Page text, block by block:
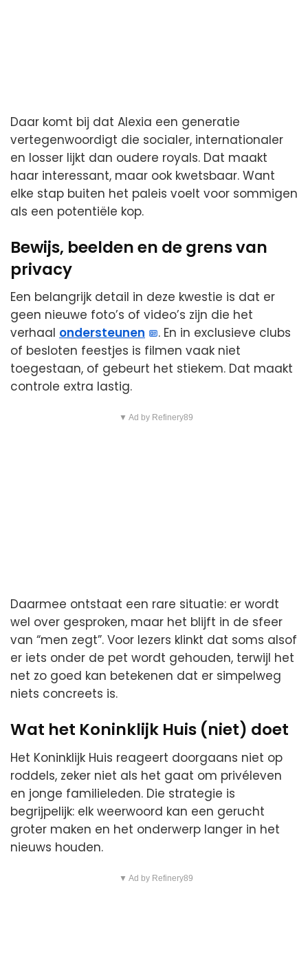
Daar komt bij dat Alexia een generatie
vertegenwoordigt die socialer, internationaler
en losser lijkt dan oudere royals. Dat maakt
haar interessant, maar ook kwetsbaar. Want
elke stap buiten het paleis voelt voor sommigen
als een potentiële kop.
Bewijs, beelden en de grens van
privacy
Een belangrijk detail in deze kwestie is dat er
geen nieuwe foto’s of video’s zijn die het
verhaal ondersteunen
. En in exclusieve clubs
of besloten feestjes is filmen vaak niet
toegestaan, of gebeurt het stiekem. Dat maakt
controle extra lastig.
▼ Ad by Refinery89
Daarmee ontstaat een rare situatie: er wordt
wel over gesproken, maar het blijft in de sfeer
van “men zegt”. Voor lezers klinkt dat soms alsof
er iets onder de pet wordt gehouden, terwijl het
net zo goed kan betekenen dat er simpelweg
niets concreets is.
Wat het Koninklijk Huis (niet) doet
Het Koninklijk Huis reageert doorgaans niet op
roddels, zeker niet als het gaat om privéleven
en jonge familieleden. Die strategie is
begrijpelijk: elk weerwoord kan een gerucht
groter maken en het onderwerp langer in het
nieuws houden.
▼ Ad by Refinery89